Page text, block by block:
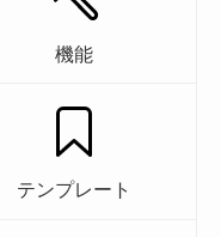
機能
テンプレート